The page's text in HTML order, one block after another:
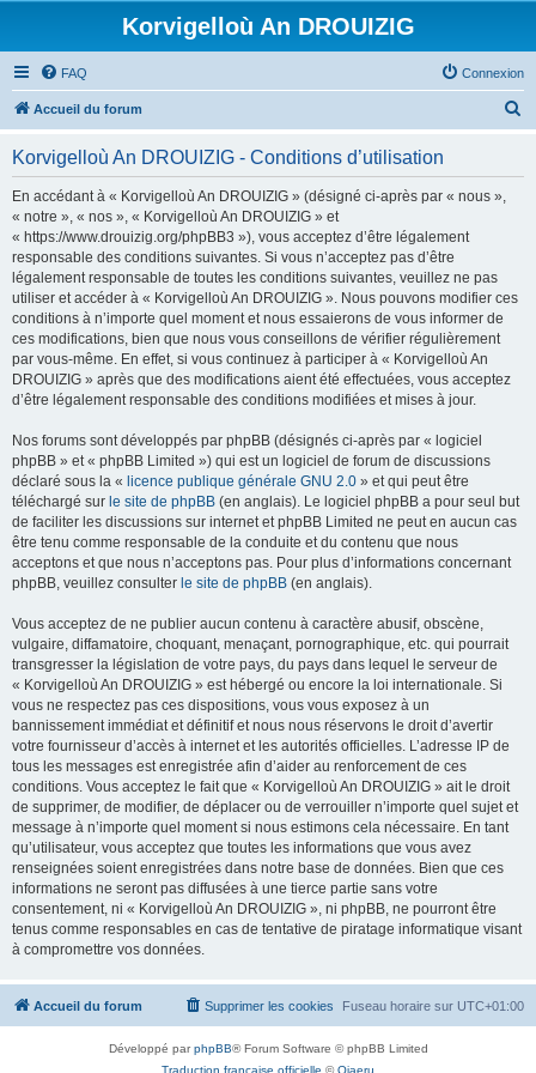
Korvigelloù An DROUIZIG
FAQ Connexion
Accueil du forum
Korvigelloù An DROUIZIG - Conditions d’utilisation
En accédant à « Korvigelloù An DROUIZIG » (désigné ci-après par « nous »,
« notre », « nos », « Korvigelloù An DROUIZIG » et
« https://www.drouizig.org/phpBB3 »), vous acceptez d’être légalement
responsable des conditions suivantes. Si vous n’acceptez pas d’être
légalement responsable de toutes les conditions suivantes, veuillez ne pas
utiliser et accéder à « Korvigelloù An DROUIZIG ». Nous pouvons modifier ces
conditions à n’importe quel moment et nous essaierons de vous informer de
ces modifications, bien que nous vous conseillons de vérifier régulièrement
par vous-même. En effet, si vous continuez à participer à « Korvigelloù An
DROUIZIG » après que des modifications aient été effectuées, vous acceptez
d’être légalement responsable des conditions modifiées et mises à jour.
Nos forums sont développés par phpBB (désignés ci-après par « logiciel
phpBB » et « phpBB Limited ») qui est un logiciel de forum de discussions
déclaré sous la « licence publique générale GNU 2.0 » et qui peut être
téléchargé sur le site de phpBB (en anglais). Le logiciel phpBB a pour seul but
de faciliter les discussions sur internet et phpBB Limited ne peut en aucun cas
être tenu comme responsable de la conduite et du contenu que nous
acceptons et que nous n’acceptons pas. Pour plus d’informations concernant
phpBB, veuillez consulter le site de phpBB (en anglais).
Vous acceptez de ne publier aucun contenu à caractère abusif, obscène,
vulgaire, diffamatoire, choquant, menaçant, pornographique, etc. qui pourrait
transgresser la législation de votre pays, du pays dans lequel le serveur de
« Korvigelloù An DROUIZIG » est hébergé ou encore la loi internationale. Si
vous ne respectez pas ces dispositions, vous vous exposez à un
bannissement immédiat et définitif et nous nous réservons le droit d’avertir
votre fournisseur d’accès à internet et les autorités officielles. L’adresse IP de
tous les messages est enregistrée afin d’aider au renforcement de ces
conditions. Vous acceptez le fait que « Korvigelloù An DROUIZIG » ait le droit
de supprimer, de modifier, de déplacer ou de verrouiller n’importe quel sujet et
message à n’importe quel moment si nous estimons cela nécessaire. En tant
qu’utilisateur, vous acceptez que toutes les informations que vous avez
renseignées soient enregistrées dans notre base de données. Bien que ces
informations ne seront pas diffusées à une tierce partie sans votre
consentement, ni « Korvigelloù An DROUIZIG », ni phpBB, ne pourront être
tenus comme responsables en cas de tentative de piratage informatique visant
à compromettre vos données.
Accueil du forum Fuseau horaire sur UTC+01:00
Supprimer les cookies
Développé parphpBB® Forum Software © phpBB Limited
Traduction française officielle ©Qiaeru